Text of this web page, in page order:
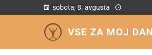
sobota, 8. avgusta
VSE ZA MOJ DAN